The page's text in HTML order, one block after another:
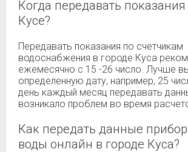
Когда передавать показания
Кусе?
Передавать показания по счетчикам
водоснабжения в городе Куса
ежемесячно с 15 -26 число. Лучше
определенную дату, например, 25
день каждый месяц передавать
возникало проблем во время
Как передать данные
воды онлайн в городе Куса?